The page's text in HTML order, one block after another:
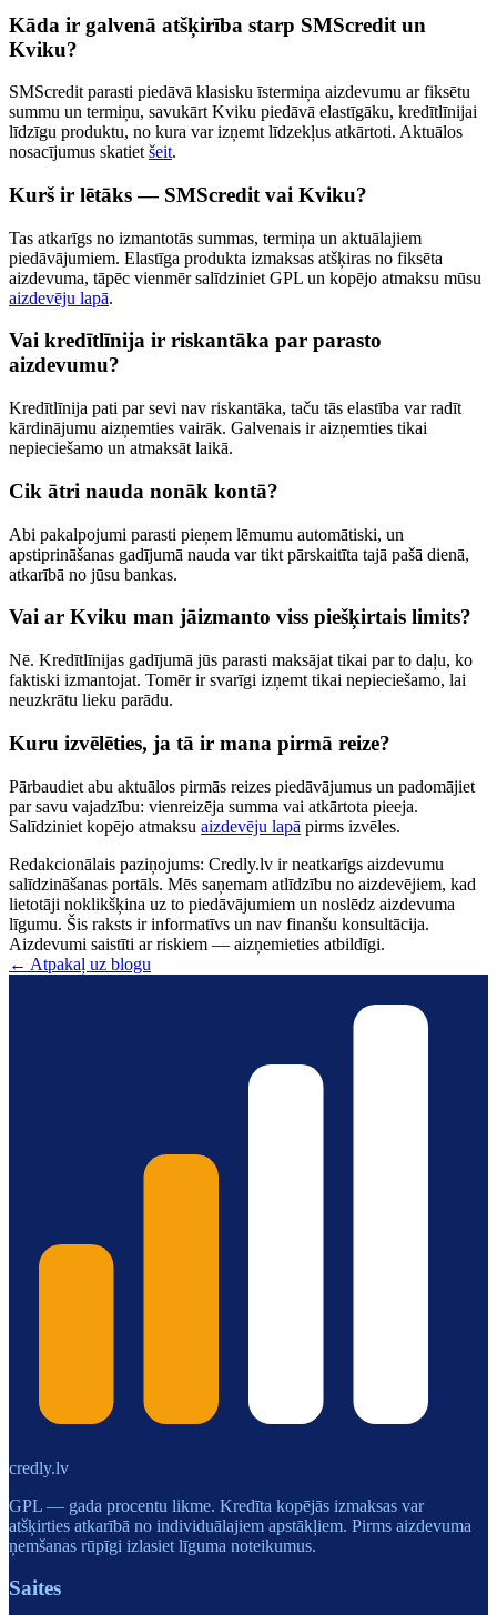
Kāda ir galvenā atšķirība starp SMScredit un
Kviku?
SMScredit parasti piedāvā klasisku īstermiņa aizdevumu ar fiksētu
summu un termiņu, savukārt Kviku piedāvā elastīgāku, kredītlīnijai
līdzīgu produktu, no kura var izņemt līdzekļus atkārtoti. Aktuālos
nosacījumus skatiet šeit.
Kurš ir lētāks — SMScredit vai Kviku?
Tas atkarīgs no izmantotās summas, termiņa un aktuālajiem
piedāvājumiem. Elastīga produkta izmaksas atšķiras no fiksēta
aizdevuma, tāpēc vienmēr salīdziniet GPL un kopējo atmaksu mūsu
aizdevēju lapā.
Vai kredītlīnija ir riskantāka par parasto
aizdevumu?
Kredītlīnija pati par sevi nav riskantāka, taču tās elastība var radīt
kārdinājumu aizņemties vairāk. Galvenais ir aizņemties tikai
nepieciešamo un atmaksāt laikā.
Cik ātri nauda nonāk kontā?
Abi pakalpojumi parasti pieņem lēmumu automātiski, un
apstiprināšanas gadījumā nauda var tikt pārskaitīta tajā pašā dienā,
atkarībā no jūsu bankas.
Vai ar Kviku man jāizmanto viss piešķirtais limits?
Nē. Kredītlīnijas gadījumā jūs parasti maksājat tikai par to daļu, ko
faktiski izmantojat. Tomēr ir svarīgi izņemt tikai nepieciešamo, lai
neuzkrātu lieku parādu.
Kuru izvēlēties, ja tā ir mana pirmā reize?
Pārbaudiet abu aktuālos pirmās reizes piedāvājumus un padomājiet
par savu vajadzību: vienreizēja summa vai atkārtota pieeja.
Salīdziniet kopējo atmaksu aizdevēju lapā pirms izvēles.
Redakcionālais paziņojums: Credly.lv ir neatkarīgs aizdevumu
salīdzināšanas portāls. Mēs saņemam atlīdzību no aizdevējiem, kad
lietotāji noklikšķina uz to piedāvājumiem un noslēdz aizdevuma
līgumu. Šis raksts ir informatīvs un nav finanšu konsultācija.
Aizdevumi saistīti ar riskiem — aizņemieties atbildīgi.
← Atpakaļ uz blogu
credly.lv
GPL — gada procentu likme. Kredīta kopējās izmaksas var
atšķirties atkarībā no individuālajiem apstākļiem. Pirms aizdevuma
ņemšanas rūpīgi izlasiet līguma noteikumus.
Saites